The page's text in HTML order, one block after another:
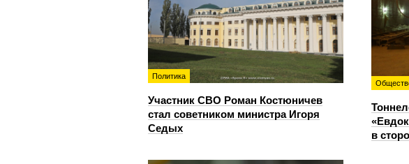
Политика
Участник СВО Роман Костюничев
стал советником министра Игоря
Седых
в